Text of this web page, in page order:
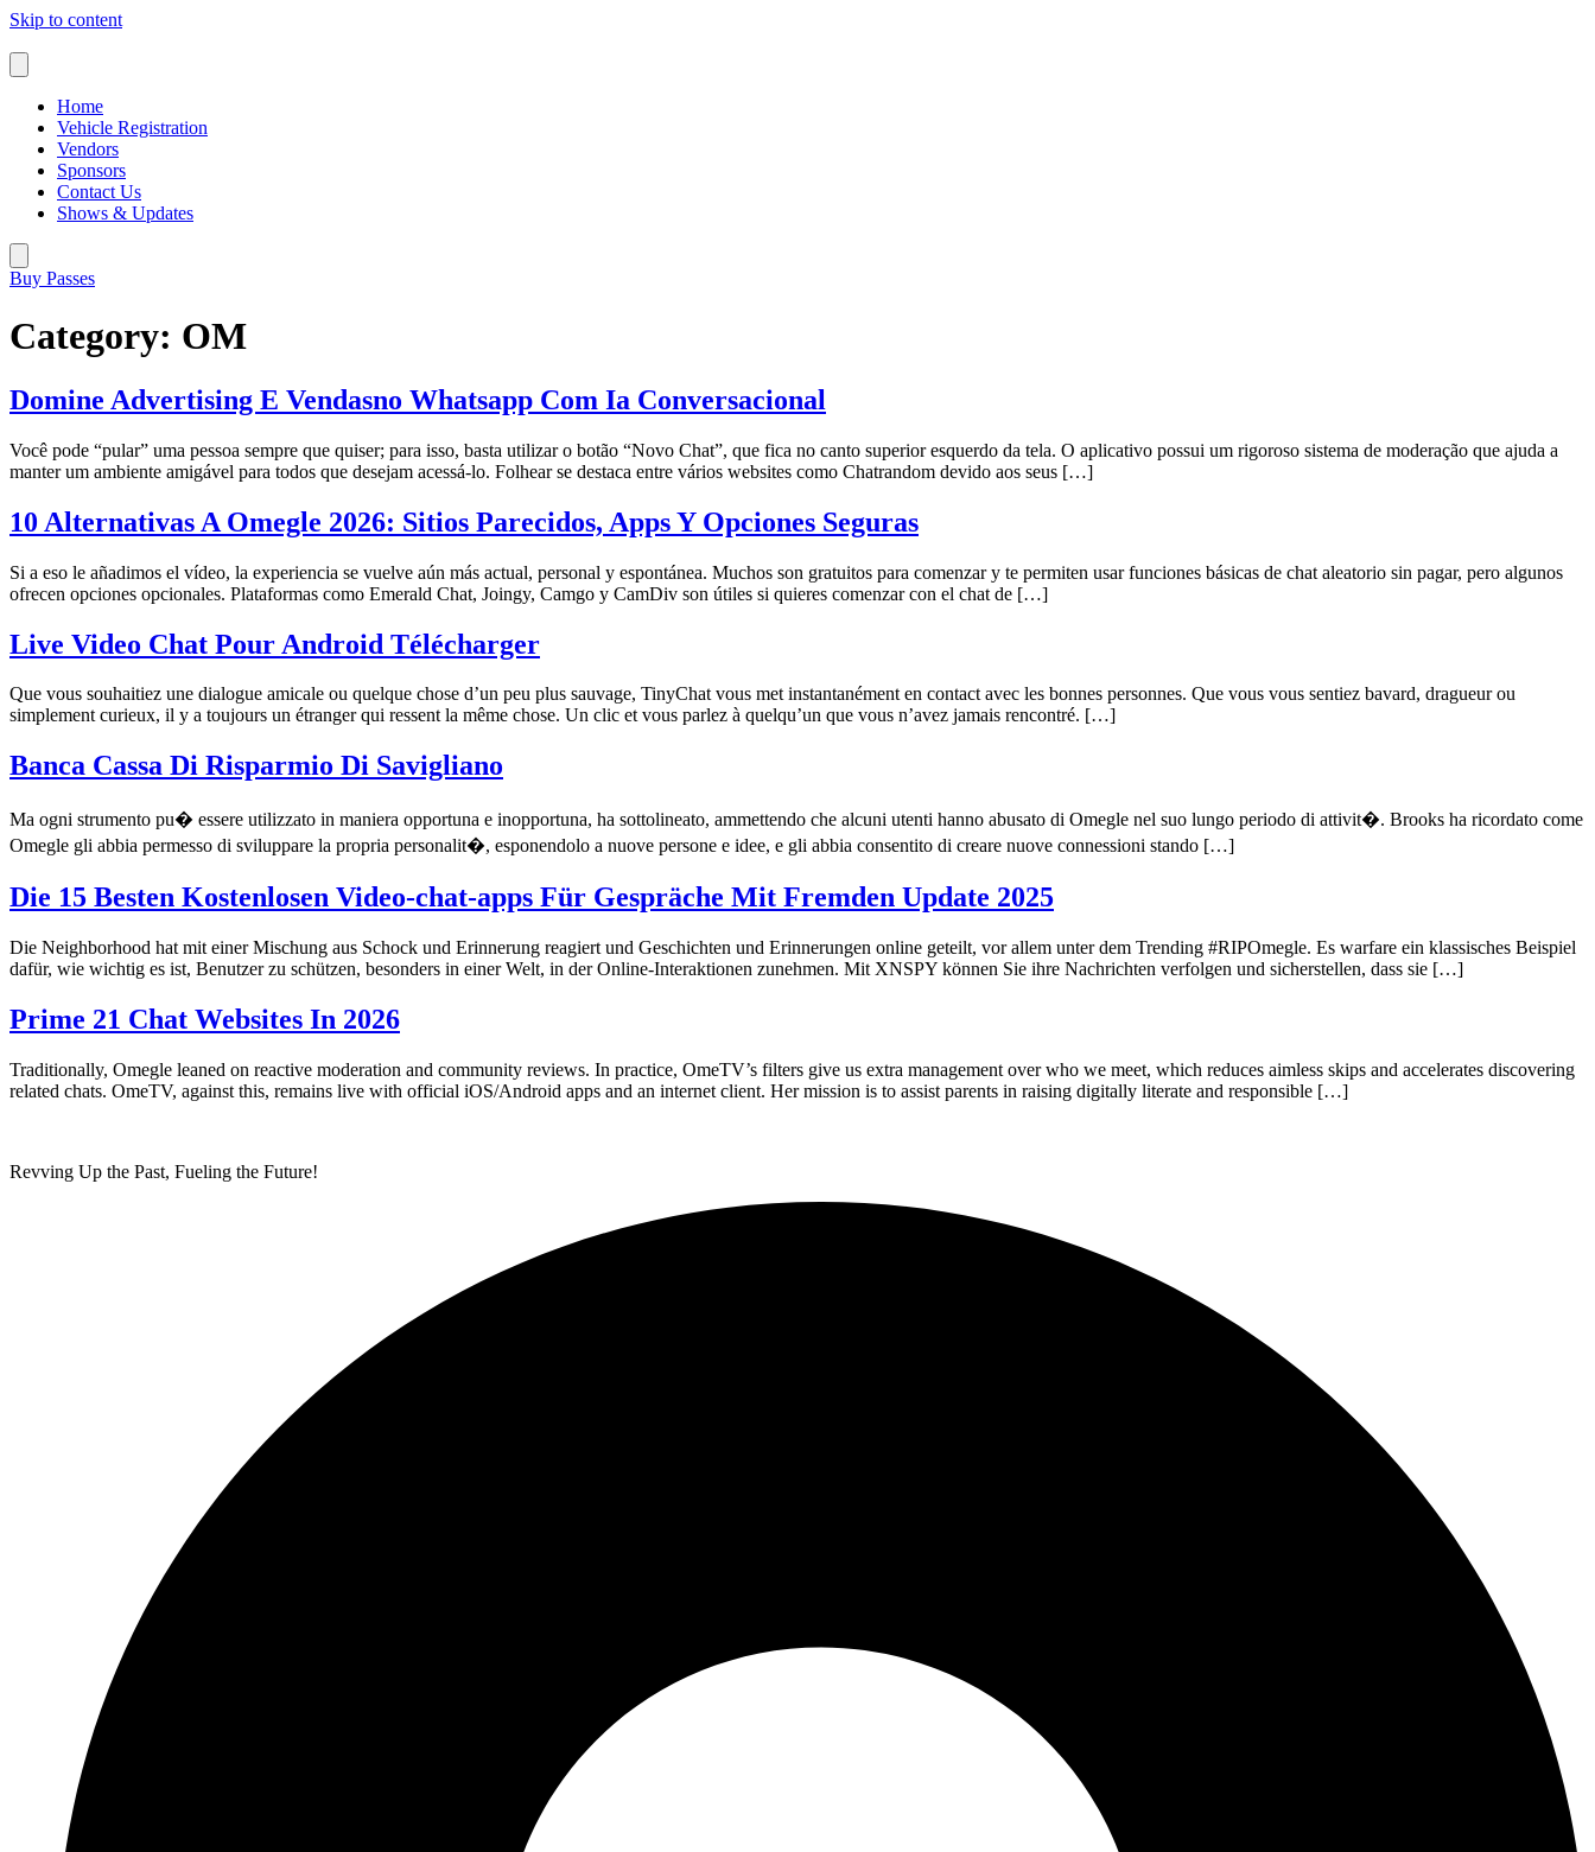
Skip to content
Home
Vehicle Registration
Vendors
Sponsors
Contact Us
Shows & Updates
Buy Passes
Category: OM
Domine Advertising E Vendasno Whatsapp Com Ia Conversacional
Você pode “pular” uma pessoa sempre que quiser; para isso, basta utilizar o botão “Novo Chat”, que fica no canto superior esquerdo da tela. O aplicativo possui um rigoroso sistema de moderação que ajuda a
manter um ambiente amigável para todos que desejam acessá-lo. Folhear se destaca entre vários websites como Chatrandom devido aos seus […]
10 Alternativas A Omegle 2026: Sitios Parecidos, Apps Y Opciones Seguras
Si a eso le añadimos el vídeo, la experiencia se vuelve aún más actual, personal y espontánea. Muchos son gratuitos para comenzar y te permiten usar funciones básicas de chat aleatorio sin pagar, pero algunos
ofrecen opciones opcionales. Plataformas como Emerald Chat, Joingy, Camgo y CamDiv son útiles si quieres comenzar con el chat de […]
Live Video Chat Pour Android Télécharger
Que vous souhaitiez une dialogue amicale ou quelque chose d’un peu plus sauvage, TinyChat vous met instantanément en contact avec les bonnes personnes. Que vous vous sentiez bavard, dragueur ou
simplement curieux, il y a toujours un étranger qui ressent la même chose. Un clic et vous parlez à quelqu’un que vous n’avez jamais rencontré. […]
Banca Cassa Di Risparmio Di Savigliano
Ma ogni strumento pu� essere utilizzato in maniera opportuna e inopportuna, ha sottolineato, ammettendo che alcuni utenti hanno abusato di Omegle nel suo lungo periodo di attivit�. Brooks ha ricordato come
Omegle gli abbia permesso di sviluppare la propria personalit�, esponendolo a nuove persone e idee, e gli abbia consentito di creare nuove connessioni stando […]
Die 15 Besten Kostenlosen Video-chat-apps Für Gespräche Mit Fremden Update 2025
Die Neighborhood hat mit einer Mischung aus Schock und Erinnerung reagiert und Geschichten und Erinnerungen online geteilt, vor allem unter dem Trending #RIPOmegle. Es warfare ein klassisches Beispiel
dafür, wie wichtig es ist, Benutzer zu schützen, besonders in einer Welt, in der Online-Interaktionen zunehmen. Mit XNSPY können Sie ihre Nachrichten verfolgen und sicherstellen, dass sie […]
Prime 21 Chat Websites In 2026
Traditionally, Omegle leaned on reactive moderation and community reviews. In practice, OmeTV’s filters give us extra management over who we meet, which reduces aimless skips and accelerates discovering
related chats. OmeTV, against this, remains live with official iOS/Android apps and an internet client. Her mission is to assist parents in raising digitally literate and responsible […]
Revving Up the Past, Fueling the Future!